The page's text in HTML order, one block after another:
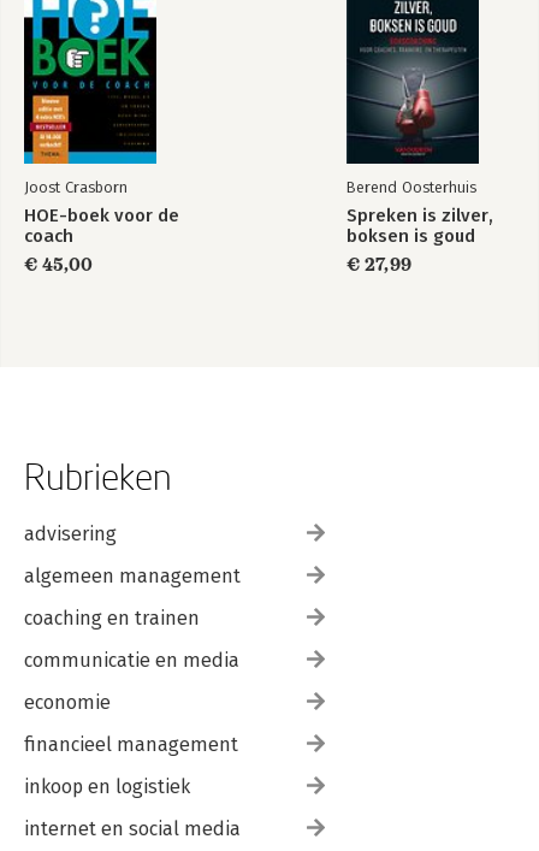
Joost Crasborn
HOE-boek voor de
coach
€ 45,00
Berend Oosterhuis
Spreken is zilver,
boksen is goud
€ 27,99
Rubrieken
advisering
algemeen management
coaching en trainen
communicatie en media
economie
financieel management
inkoop en logistiek
internet en social media